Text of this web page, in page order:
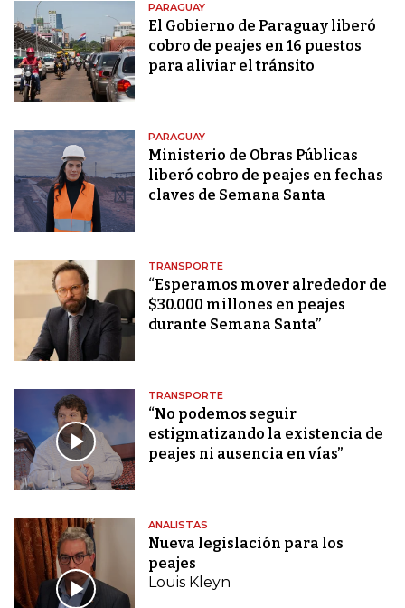
PARAGUAY
El Gobierno de Paraguay liberó
cobro de peajes en 16 puestos
para aliviar el tránsito
PARAGUAY
Ministerio de Obras Públicas
liberó cobro de peajes en fechas
claves de Semana Santa
TRANSPORTE
“Esperamos mover alrededor de
$30.000 millones en peajes
durante Semana Santa”
TRANSPORTE
“No podemos seguir
estigmatizando la existencia de
peajes ni ausencia en vías”
ANALISTAS
Nueva legislación para los
peajes
Louis Kleyn